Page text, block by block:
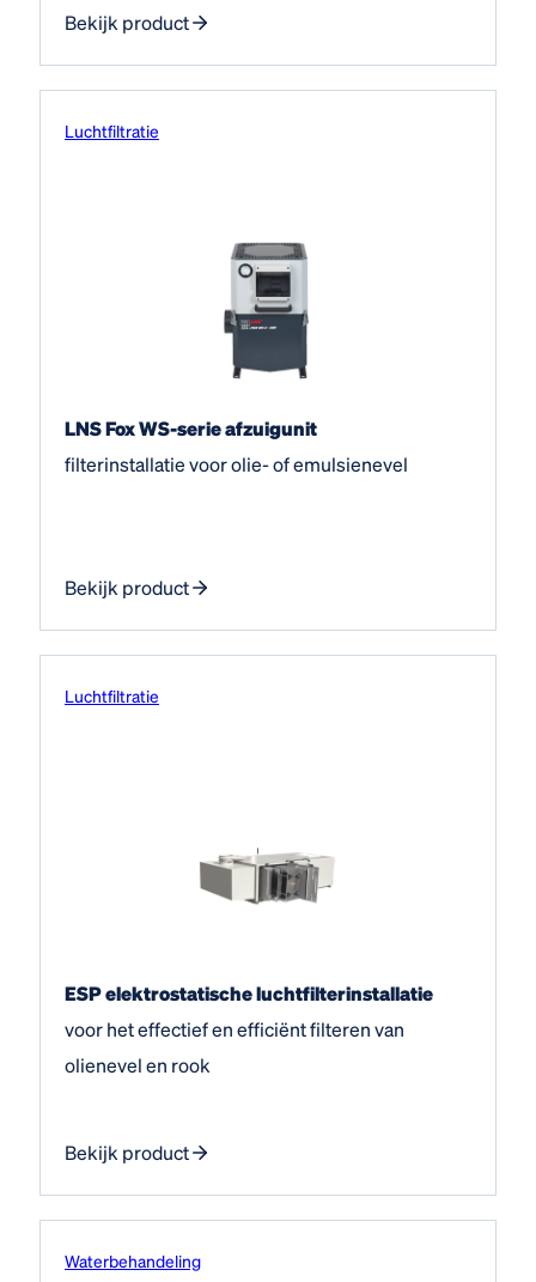
Bekijk product
Luchtfiltratie
LNS Fox WS-serie afzuigunit
filterinstallatie voor olie- of emulsienevel
Bekijk product
Luchtfiltratie
ESP elektrostatische luchtfilterinstallatie
voor het effectief en efficiënt filteren van
olienevel en rook
Bekijk product
Water­behandeling